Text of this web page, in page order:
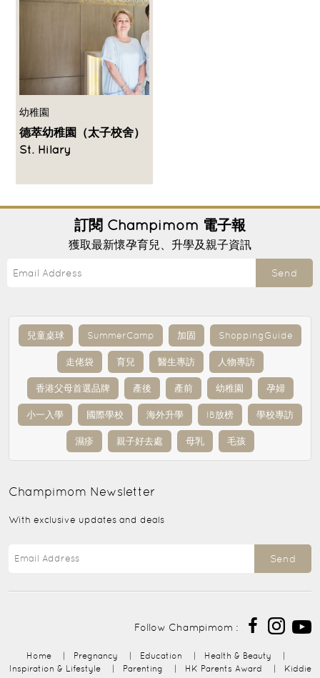
幼稚園
德萃幼稚園（太子校舍）
St. Hilary
訂閱 Champimom 電子報
獲取最新懷孕育兒、升學及親子資訊
Send
兒童桌球 SummerCamp 加固 ShoppingGuide
走佬袋 育兒 醫生專訪 人物專訪
香港父母首選品牌 產後 產前 幼稚園 孕婦
小一入學 國際學校 海外升學 IB放榜 學校專訪
濕疹 親子好去處 母乳 毛孩
Champimom Newsletter
With exclusive updates and deals
Send
Follow Champimom :
Home Pregnancy Education Health & Beauty
Inspiration & Lifestyle
Parenting HK Parents Award Kiddie